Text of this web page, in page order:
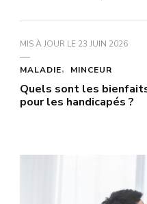
MIS À JOUR LE 23 JUIN 2026
MALADIE MINCEUR
Quels sont les
pour les handicapés ?